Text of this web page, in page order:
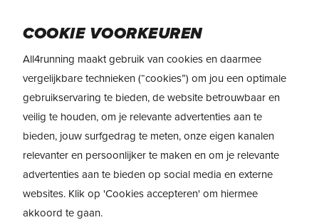
main
content
COOKIE VOORKEUREN
All4running maakt gebruik van cookies en daarmee
vergelijkbare technieken (“cookies”) om jou een optimale
gebruikservaring te bieden, de website betrouwbaar en
veilig te houden, om je relevante advertenties aan te
bieden, jouw surfgedrag te meten, onze eigen kanalen
relevanter en persoonlijker te maken en om je relevante
advertenties aan te bieden op social media en externe
websites. Klik op 'Cookies accepteren' om hiermee
akkoord te gaan.